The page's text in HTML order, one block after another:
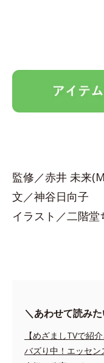
監修／赤井 未来
文／神谷日向子
イラスト／二階堂
＼あわせて読み
【めざましTVで紹
バズり中！エッセ